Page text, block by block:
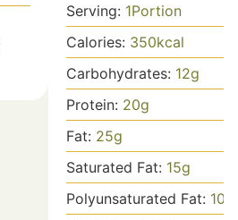
Serving: 1Portion
Calories: 350kcal
Carbohydrates: 12g
Protein: 20g
Fat: 25g
Saturated Fat: 15g
Polyunsaturated Fat: 10